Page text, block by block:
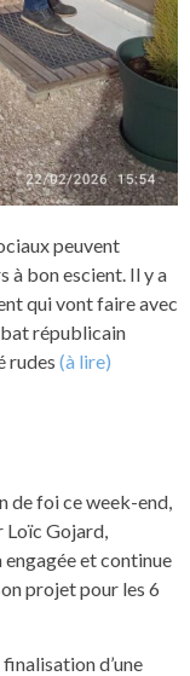
peuvent
à bon escient. Il y a
qui vont faire avec
républicain
rudes (à lire)
de foi ce week-end,
Loïc Gojard,
et continue
projet pour les 6
d’une